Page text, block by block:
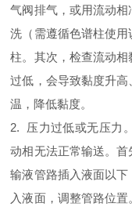
气阀排气，或用流动
洗（需遵循色谱柱使
柱。其次，检查流动
过低，会导致黏度升
温，降低黏度。
2. 压力过低或无压力
动相无法正常输送。首
输液管路插入液面以
入液面，调整管路位